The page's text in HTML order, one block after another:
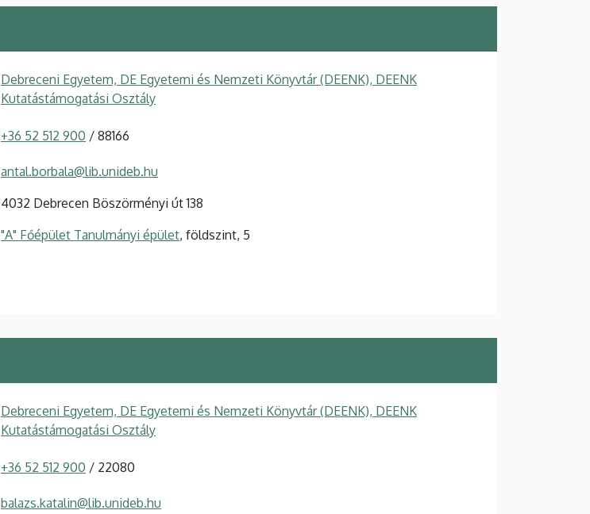
Debreceni Egyetem, DE Egyetemi és Nemzeti Könyvtár (DEENK), DEENK
Kutatástámogatási Osztály
+36 52 512 900 / 88166
antal.borbala@lib.unideb.hu
4032 Debrecen Böszörményi út 138
"A" Főépület Tanulmányi épület, földszint, 5
Debreceni Egyetem, DE Egyetemi és Nemzeti Könyvtár (DEENK), DEENK
Kutatástámogatási Osztály
+36 52 512 900 / 22080
balazs.katalin@lib.unideb.hu